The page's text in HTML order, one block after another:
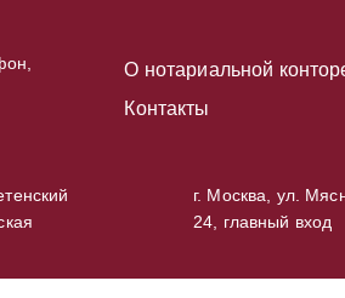
О нотариальной
Контакты
г. Москва, ул.
24, главный вход